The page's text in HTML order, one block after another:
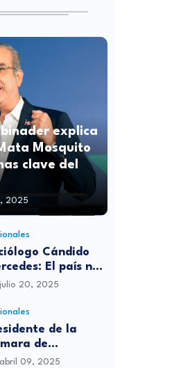
explica
Mosquito
clave del
2025
Cándido
El país no
preparado para
julio 20, 2025
de la
de
se
abril 09, 2025